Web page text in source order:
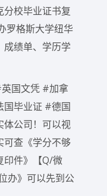
分校毕业证书复
罗格斯大学纽华
成绩单、学历学
国文凭 #加拿
国毕业证 #德国
体公司！可以视
可查《学分不够
印件》【Q/微
办》可以先到公